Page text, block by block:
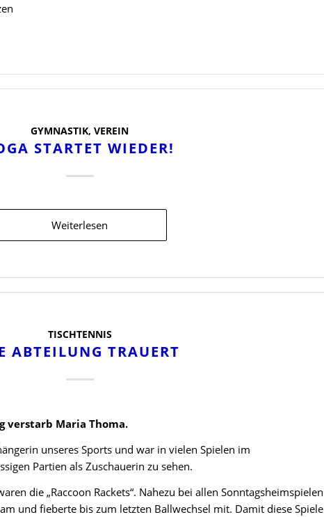
GYMNASTIK,VEREIN
STARTET WIEDER!
Weiterlesen
TISCHTENNIS
ABTEILUNG TRAUERT
verstarb Maria Thoma.
unseres Sports und war in vielen Spielen im
Partien als Zuschauerin zu sehen.
die „Raccoon Rackets“. Nahezu bei allen Sonntagsheimspielen
und fieberte bis zum letzten Ballwechsel mit. Damit diese Spiele